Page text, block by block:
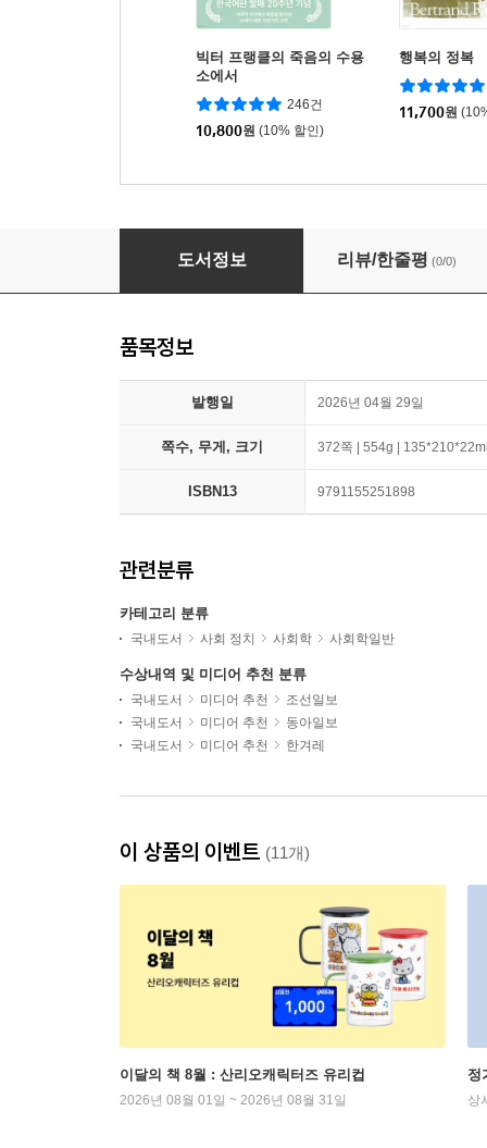
빅터 프랭클의 죽음의 수용
소에서
246건
10,800원 (10% 할인)
행복의 정복
11,700원
태어나는 문제
도서정보 리뷰/한줄평 (0/0)
품목정보
발행일 2026년 04월 29일
쪽수, 무게, 크기 372쪽 | 554g |
ISBN13 9791155251898
관련분류
카테고리 분류
국내도서 사회 정치 사회학 사회학일반
수상내역 및 미디어 추천 분류
국내도서 미디어 추천
조선일보
국내도서
미디어 추천
동아일보
국내도서
미디어 추천 한겨레
이 상품의 이벤트 (11개)
이달의 책 8월 : 산리오캐릭터즈 유리컵
2026년 08월 01일 ~ 2026년 08월 31일
정
상